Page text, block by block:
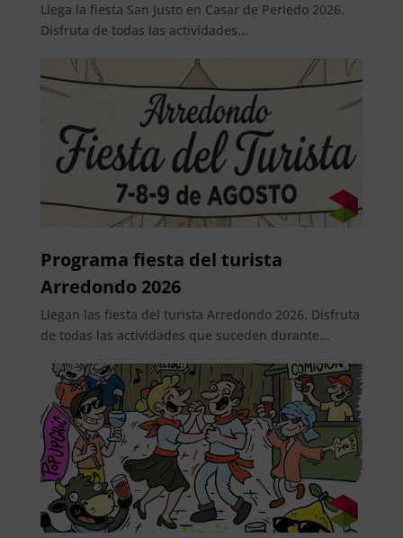
Llega la fiesta San Justo en Casar de Periedo 2026.
Disfruta de todas las actividades...
Programa fiesta del turista
Arredondo 2026
Llegan las fiesta del turista Arredondo 2026. Disfruta
de todas las actividades que suceden durante...